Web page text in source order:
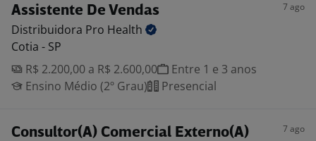
Assistente De Vendas 7 ago
Distribuidora Pro Health
Cotia - SP
R$ 2.200,00 a R$ 2.600,00
Entre 1 e 3 anos
Ensino Médio (2º Grau)
Presencial
Consultor(A) Comercial Externo(A) 7 ago